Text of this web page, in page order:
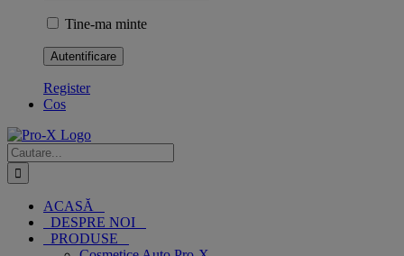
Tine-ma minte
Register
Cos
Cautare...
ACASĂ
DESPRE NOI
PRODUSE